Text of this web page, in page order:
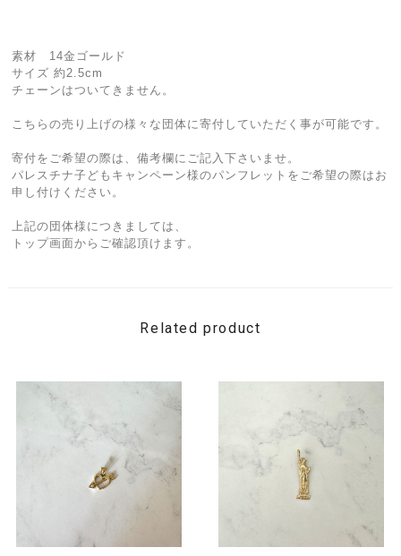
素材 14金ゴールド
サイズ 約2.5cm
チェーンはついてきません。
こちらの売り上げの様々な団体に寄付していただく事が可能です。
寄付をご希望の際は、備考欄にご記入下さいませ。
パレスチナ子どもキャンペーン様のパンフレットをご希望の際はお
申し付けください。
上記の団体様につきましては、
トップ画面からご確認頂けます。
Related product